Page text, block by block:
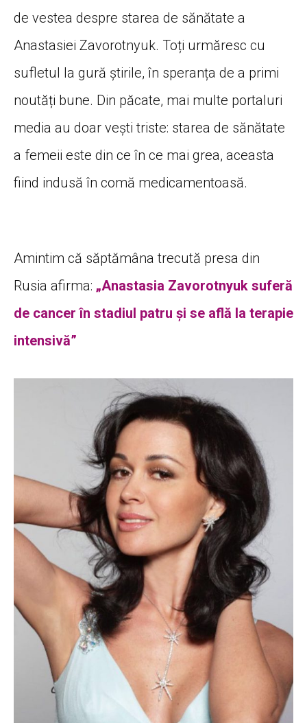
de vestea despre starea de sănătate a
Anastasiei Zavorotnyuk. Toți urmăresc cu
sufletul la gură știrile, în speranța de a primi
noutăți bune. Din păcate, mai multe portaluri
media au doar vești triste: starea de sănătate
a femeii este din ce în ce mai grea, aceasta
fiind indusă în comă medicamentoasă.
Amintim că săptămâna trecută presa din
Rusia afirma: „Anastasia Zavorotnyuk suferă
de cancer în stadiul patru și se află la terapie
intensivă”